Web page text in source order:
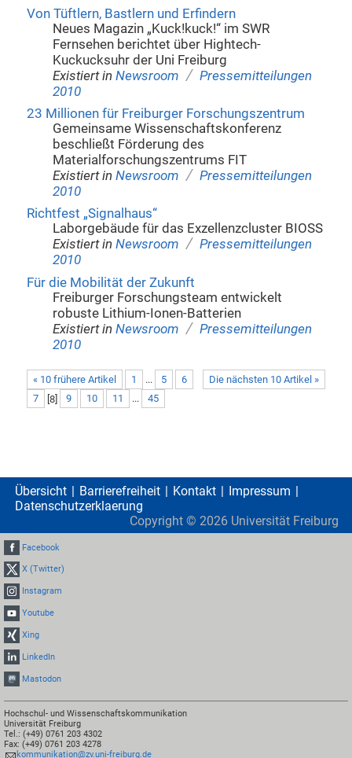
Von Tüftlern, Bastlern und Erfindern
Neues Magazin „Kuck!kuck!“ im SWR
Fernsehen berichtet über Hightech-
Kuckucksuhr der Uni Freiburg
Existiert in Newsroom / Pressemitteilungen
2010
23 Millionen für Freiburger Forschungszentrum
Gemeinsame Wissenschaftskonferenz
beschließt Förderung des
Materialforschungszentrums FIT
Existiert in Newsroom / Pressemitteilungen
2010
Richtfest „Signalhaus“
Laborgebäude für das Exzellenzcluster BIOSS
Existiert in Newsroom / Pressemitteilungen
2010
Für die Mobilität der Zukunft
Freiburger Forschungsteam entwickelt
robuste Lithium-Ionen-Batterien
Existiert in Newsroom / Pressemitteilungen
2010
« 10 frühere Artikel Die nächsten 10 Artikel »
1 ... 5
6
7
[8] 9 10 11 ... 45
Übersicht Barrierefreiheit Kontakt
Impressum
Datenschutzerklaerung
Copyright © 2026 Universität Freiburg
Facebook
X (Twitter)
Instagram
Youtube
Xing
LinkedIn
Mastodon
Hochschul- und Wissenschaftskommunikation
Universität Freiburg
Tel.: (+49) 0761 203 4302
Fax: (+49) 0761 203 4278
kommunikation@zv.uni-freiburg.de